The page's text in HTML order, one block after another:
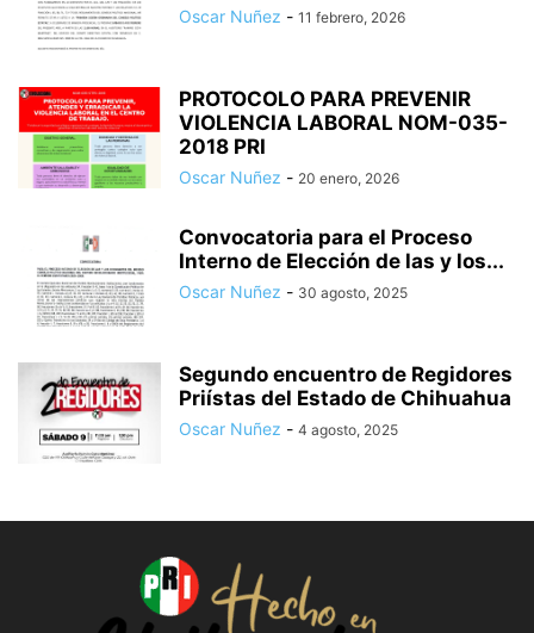
Oscar Nuñez - 11 febrero, 2026
PROTOCOLO PARA PREVENIR
VIOLENCIA LABORAL NOM-035-
2018 PRI
Oscar Nuñez - 20 enero, 2026
Convocatoria para el Proceso
Interno de Elección de las y los...
Oscar Nuñez - 30 agosto, 2025
Segundo encuentro de Regidores
Priístas del Estado de Chihuahua
Oscar Nuñez - 4 agosto, 2025